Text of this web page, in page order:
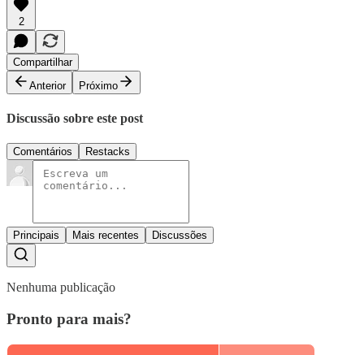
2
Compartilhar
Anterior
Próximo
Discussão sobre este post
Comentários Restacks
Principais Mais recentes Discussões
Nenhuma publicação
Pronto para mais?